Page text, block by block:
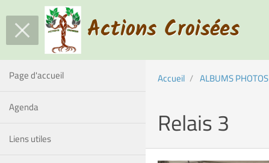
Actions Croisées
Page d'accueil
Agenda
Liens utiles
Accueil ALBUMS PHOTOS
Relais 3